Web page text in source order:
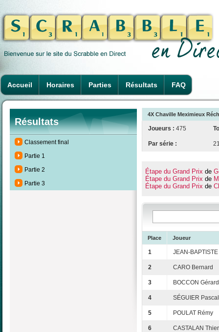
Accueil Horaires Parties Résultats FAQ
Résultats
Classement final
Partie 1
Partie 2
Partie 3
4X Chaville Meximieux
Joueurs : 475
Par série :
Étape du Grand Prix de
Étape du Grand Prix de
Étape du Grand Prix de
Place Joueur
1 JEAN-
2 CARO Bernard
3 BOCCON Gérard
4 SÉGUIER Pascal
5 POULAT Rémy
6 CASTALAN